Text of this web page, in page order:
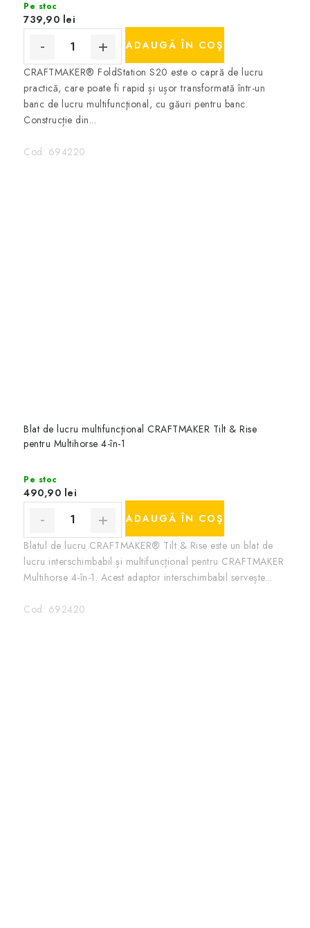
Pe stoc
739,90 lei
ADAUGĂ ÎN COŞ
CRAFTMAKER® FoldStation S20 este o capră de lucru
practică, care poate fi rapid și ușor transformată într-un
banc de lucru multifuncţional, cu găuri pentru banc.
Construcție din...
Cod: 694220
Blat de lucru multifuncţional CRAFTMAKER Tilt & Rise
pentru Multihorse 4-în-1
Pe stoc
490,90 lei
ADAUGĂ ÎN COŞ
Blatul de lucru CRAFTMAKER® Tilt & Rise este un blat de
lucru interschimbabil și multifuncțional pentru CRAFTMAKER
Multihorse 4-în-1. Acest adaptor interschimbabil servește...
Cod: 692420